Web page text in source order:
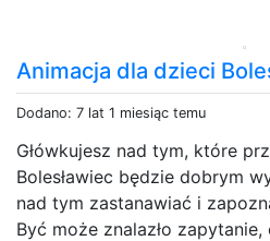
Animacja dla dzieci
Dodano: 7 lat 1 miesiąc temu
Główkujesz nad tym, które
Bolesławiec będzie dobrym
nad tym zastanawiać i
Być może znalazło